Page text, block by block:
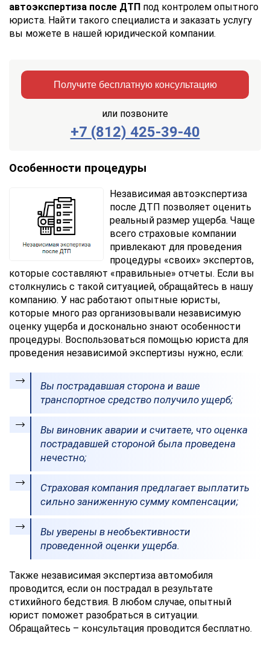
автоэкспертиза после ДТП под контролем опытного
юриста. Найти такого специалиста и заказать услугу
вы можете в нашей юридической компании.
Получите бесплатную консультацию
или позвоните
+7 (812) 425-39-40
Заказать
консультацию
данные,
Вы
соглашаетесь
Правилами
обработки
данных
Особенности процедуры
Независимая автоэкспертиза
после ДТП позволяет оценить
реальный размер ущерба. Чаще
всего страховые компании
привлекают для проведения
процедуры «своих» экспертов,
которые составляют «правильные» отчеты. Если вы
столкнулись с такой ситуацией, обращайтесь в нашу
компанию. У нас работают опытные юристы,
которые много раз организовывали независимую
оценку ущерба и досконально знают особенности
процедуры. Воспользоваться помощью юриста для
проведения независимой экспертизы нужно, если:
Вы пострадавшая сторона и ваше
транспортное средство получило ущерб;
Вы виновник аварии и считаете, что оценка
пострадавшей стороной была проведена
нечестно;
Страховая компания предлагает выплатить
сильно заниженную сумму компенсации;
Вы уверены в необъективности
проведенной оценки ущерба.
Также независимая экспертиза автомобиля
проводится, если он пострадал в результате
стихийного бедствия. В любом случае, опытный
юрист поможет разобраться в ситуации.
Обращайтесь – консультация проводится бесплатно.